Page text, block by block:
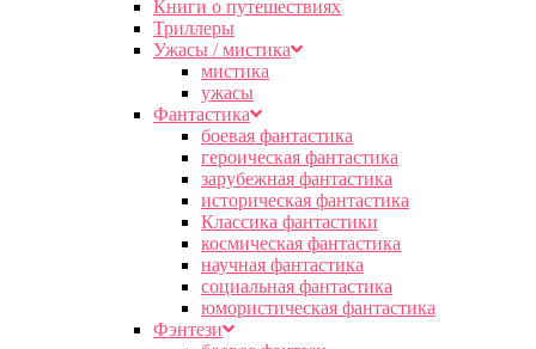
Книги о путешествиях
Триллеры
Ужасы / мистика
мистика
ужасы
Фантастика
боевая фантастика
героическая фантастика
зарубежная фантастика
историческая фантастика
Классика фантастики
космическая фантастика
научная фантастика
социальная фантастика
юмористическая фантастика
Фэнтези